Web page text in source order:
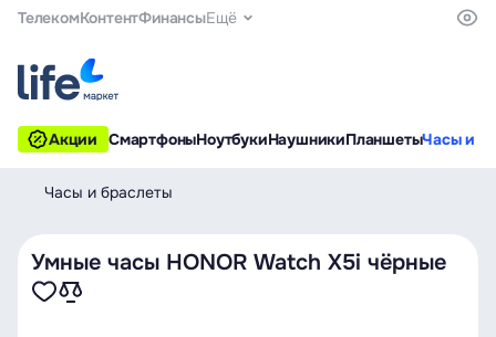
ТелекомКонтентФинансыЕщё
Акции СмартфоныНоутбукиНаушникиПланшетыЧасы и
Часы и браслеты
Умные часы HONOR Watch X5i чёрные